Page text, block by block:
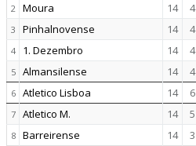
2 Moura 14 4
3 Pinhalnovense 14 4
4 1. Dezembro 14 4
5 Almansilense 14 4
6 Atletico Lisboa 14 6
7 Atletico M. 14 5
8 Barreirense 14 3